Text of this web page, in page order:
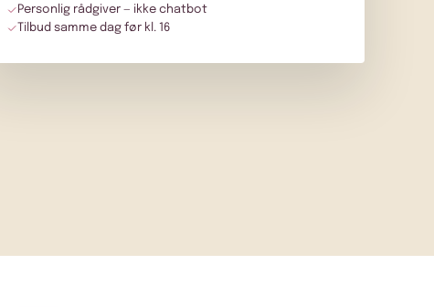
Personlig rådgiver — ikke chatbot
Tilbud samme dag før kl. 16